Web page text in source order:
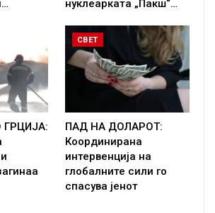
нуклеарката „Пакш“…
ГРЦИЈА:
СВЕТ
ПАД НА ДОЛАРОТ:
Координирана
интервенција на
глобалните сили го
спасува јенот